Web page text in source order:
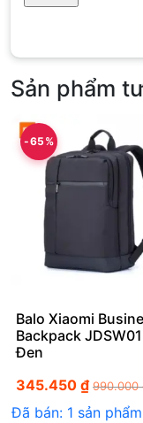
Sản phẩm
-65%
Balo Xiaomi
Backpack
Đen
345.450 ₫ 990.000
Đã bán: 1 sản phẩm